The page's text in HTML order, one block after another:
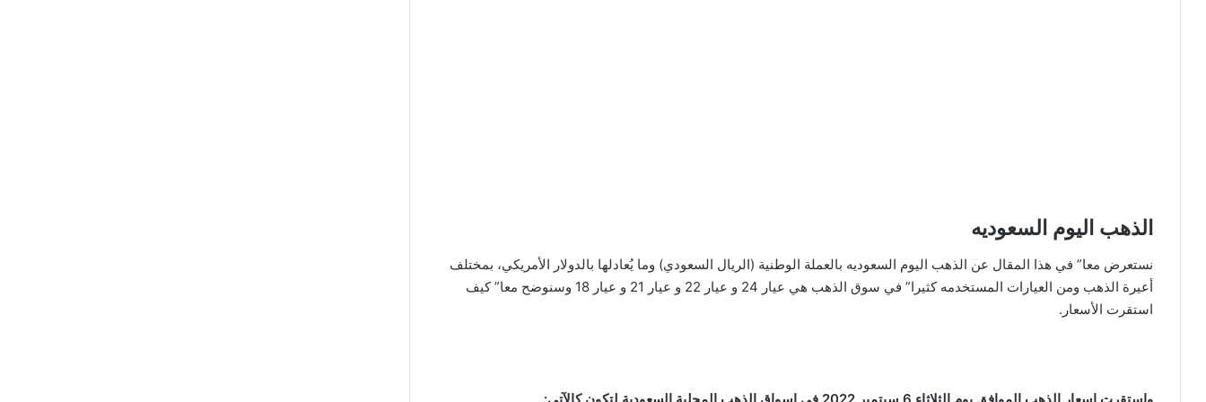
الذهب اليوم السعوديه
نستعرض معا” في هذا المقال عن الذهب اليوم السعوديه بالعملة الوطنية (الريال السعودي) وما يُعادلها بالدولار الأمريكي، بمختلف
أعيرة الذهب ومن العيارات المستخدمه كثيرا” في سوق الذهب هي عيار 24 و عيار 22 و عيار 21 و عيار 18 وسنوضح معا” كيف
استقرت الأسعار.
واستقرت اسعار الذهب الموافق يوم الثلاثاء 6 سبتمبر 2022 في اسواق الذهب المحلية السعودية لتكون كالآتي: